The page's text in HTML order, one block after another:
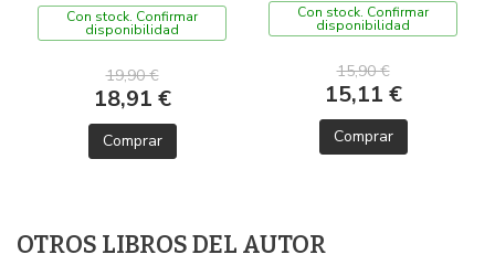
Con stock. Confirmar
disponibilidad
19,90 €
18,91 €
Comprar
Con stock. Confirmar
disponibilidad
15,90 €
15,11 €
Comprar
OTROS LIBROS DEL AUTOR